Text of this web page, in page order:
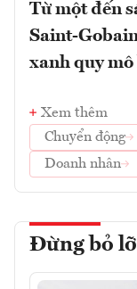
Từ một đến
Saint-
xanh quy mô
Xem thêm
Chuyển động
Doanh nhân
Đừng bỏ lỡ